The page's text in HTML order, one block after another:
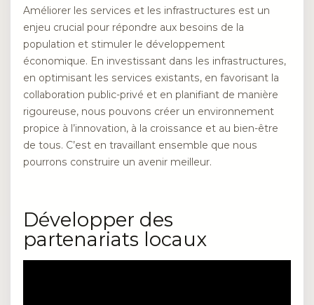
Améliorer les services et les infrastructures est un
enjeu crucial pour répondre aux besoins de la
population et stimuler le développement
économique. En investissant dans les infrastructures,
en optimisant les services existants, en favorisant la
collaboration public-privé et en planifiant de manière
rigoureuse, nous pouvons créer un environnement
propice à l’innovation, à la croissance et au bien-être
de tous. C’est en travaillant ensemble que nous
pourrons construire un avenir meilleur.
Développer des
partenariats locaux